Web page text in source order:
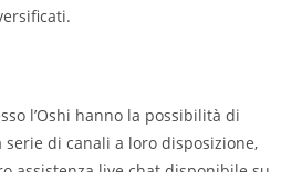
l’Oshi hanno la possibilità di
di canali a loro disposizione,